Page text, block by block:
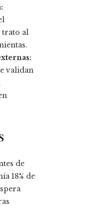
trato al
validan
de
18% de